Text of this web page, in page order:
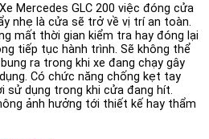
Mercedes GLC 200 việc đóng cửa
nhẹ là cửa sẽ trở về vị trí an toàn.
mất thời gian kiểm tra hay đóng lại
tiếp tục hành trình. Sẽ không thể
ra trong khi xe đang chạy gây
Có chức năng chống kẹt tay
sử dụng trong khi cửa đang hít.
ảnh hưởng tới thiết kế hay thẩm